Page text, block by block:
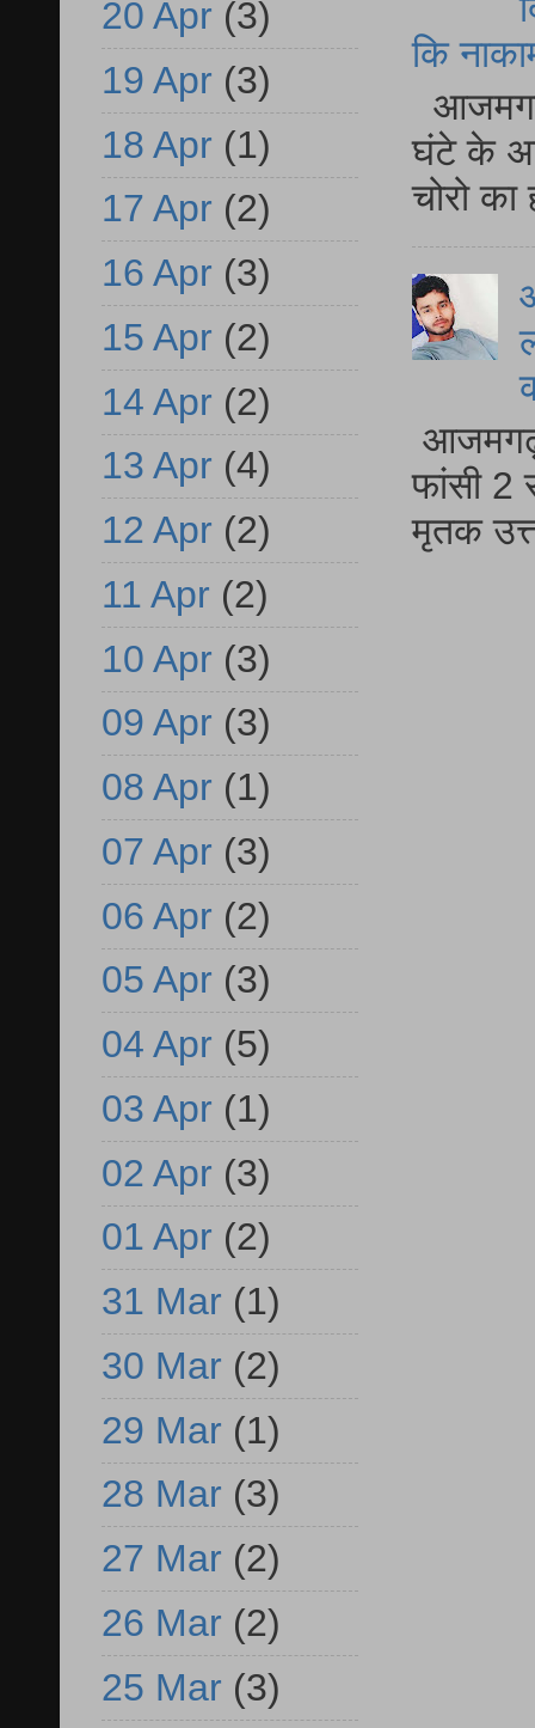
कि
घंटे के
चोरो
आजमगढ़
फांसी 2
मृतक
20 Apr (3)
19 Apr (3)
18 Apr (1)
17 Apr (2)
16 Apr (3)
15 Apr (2)
14 Apr (2)
13 Apr (4)
12 Apr (2)
11 Apr (2)
10 Apr (3)
09 Apr (3)
08 Apr (1)
07 Apr (3)
06 Apr (2)
05 Apr (3)
04 Apr (5)
03 Apr (1)
02 Apr (3)
01 Apr (2)
31 Mar (1)
30 Mar (2)
29 Mar (1)
28 Mar (3)
27 Mar (2)
26 Mar (2)
25 Mar (3)